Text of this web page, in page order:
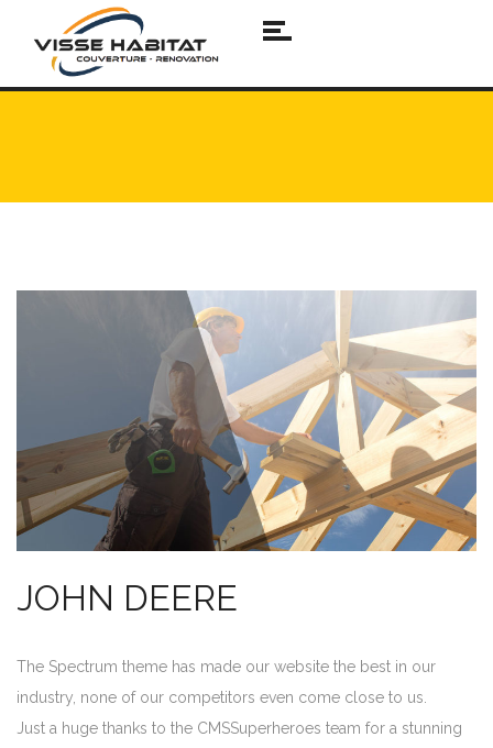
JOHN DEERE
The Spectrum theme has made our website the best in our
industry, none of our competitors even come close to us.
Just a huge thanks to the CMSSuperheroes team for a stunning